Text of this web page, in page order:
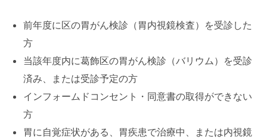
前年度に区の胃がん検診（胃内視鏡検査）を受診した
方
当該年度内に葛飾区の胃がん検診（バリウム）を受診
済み、または受診予定の方
インフォームドコンセント・同意書の取得ができない
方
胃に自覚症状がある、胃疾患で治療中、または内視鏡